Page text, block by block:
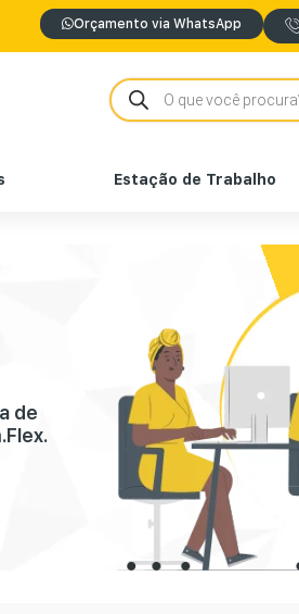
Orçamento via WhatsApp
Estação de Trabalho
de